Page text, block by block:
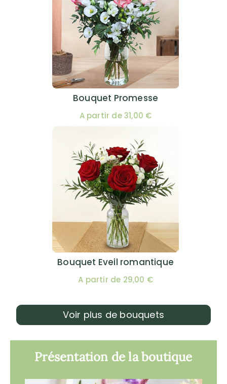
Bouquet Promesse
A partir de 31,00 €
Bouquet Eveil romantique
A partir de 29,00 €
Voir plus de bouquets
Présentation de la boutique